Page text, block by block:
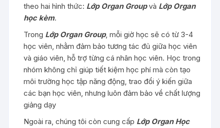
theo hai hình thức: Lớp Organ Group và Lớp Organ
học kèm.
Trong Lớp Organ Group, mỗi giờ học sẽ có từ 3-4
học viên, nhằm đảm bảo tương tác đủ giữa học viên
và giáo viên, hỗ trợ từng cá nhân học viên. Học trong
nhóm không chỉ giúp tiết kiệm học phí mà còn tạo
môi trường học tập năng động, trao đổi ý kiến giữa
các bạn học viên, nhưng luôn đảm bảo về chất lượng
giảng dạy
Ngoài ra, chúng tôi còn cung cấp Lớp Organ Học